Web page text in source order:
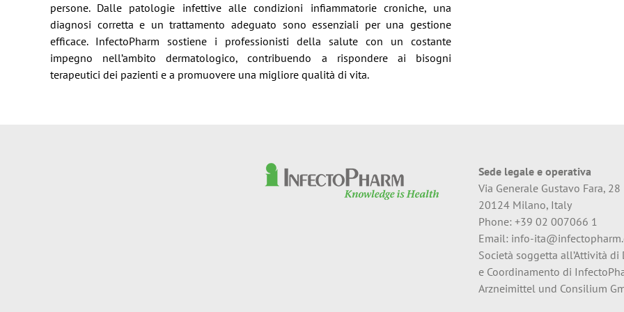
persone. Dalle patologie infettive alle condizioni infiammatorie croniche, una
diagnosi corretta e un trattamento adeguato sono essenziali per una gestione
efficace. InfectoPharm sostiene i professionisti della salute con un costante
impegno nell’ambito dermatologico, contribuendo a rispondere ai bisogni
terapeutici dei pazienti e a promuovere una migliore qualità di vita.
Sede legale e operativa
Via Generale Gustavo Fara, 28
20124 Milano, Italy
Phone: +39 02 007066 1
Email: info-
Società soggetta all’Attività di
e Coordinamento di
Arzneimittel und Consilium